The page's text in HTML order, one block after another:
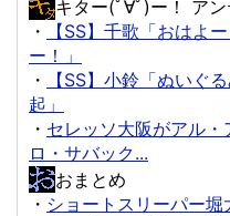
キター(ﾟ∀ﾟ)ー！ アン
・
【SS】千歌「おはよ
ー！」
・
【SS】小鈴「ぬいぐ
起」
・ セレッソ大阪がアル
ロ・サバック...
おまとめ
・ ショートスリーパー